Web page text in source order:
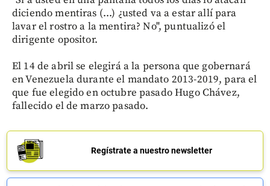
diciendo mentiras (...) ¿usted va a estar allí para
lavar el rostro a la mentira? No", puntualizó el
dirigente opositor.
El 14 de abril se elegirá a la persona que gobernará
en Venezuela durante el mandato 2013-2019, para el
que fue elegido en octubre pasado Hugo Chávez,
fallecido el de marzo pasado.
Regístrate a nuestro newsletter